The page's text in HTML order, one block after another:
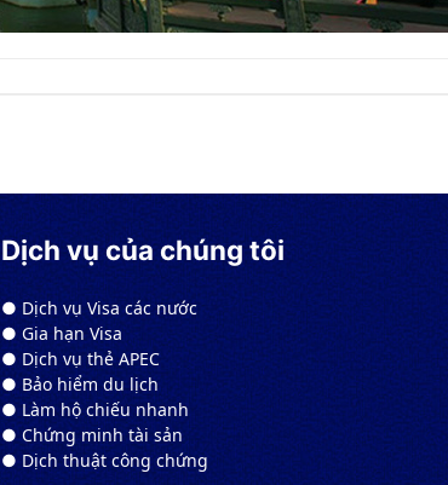
Dịch vụ của chúng tôi
● Dịch vụ Visa các nước
● Gia hạn Visa
● Dịch vụ thẻ APEC
● Bảo hiểm du lịch
● Làm hộ chiếu nhanh
● Chứng minh tài sản
● Dịch thuật công chứng